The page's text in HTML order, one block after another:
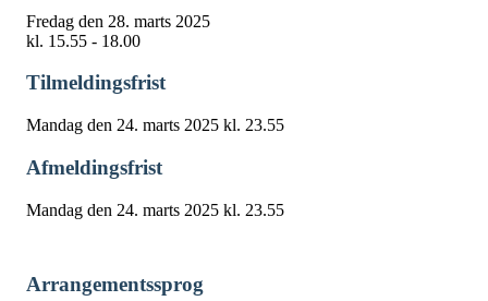
Fredag den 28. marts 2025
kl. 15.55 - 18.00
Tilmeldingsfrist
Mandag den 24. marts 2025 kl. 23.55
Afmeldingsfrist
Mandag den 24. marts 2025 kl. 23.55
Arrangementssprog